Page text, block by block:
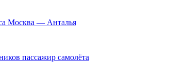
Москва — Анталья
пассажир самолёта